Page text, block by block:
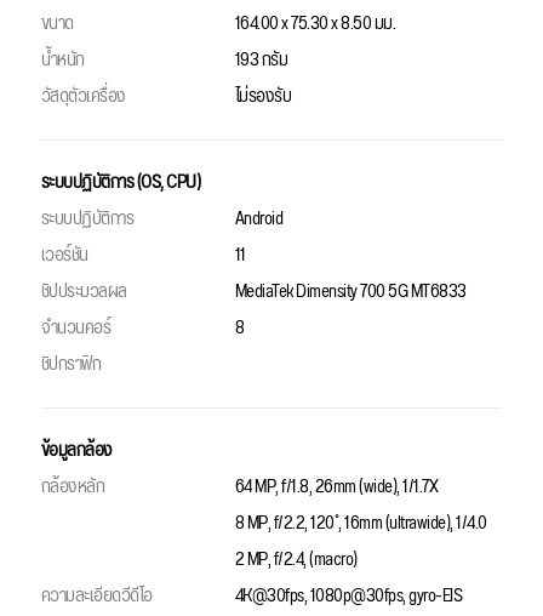
ขนาด
164.00 x 75.30 x 8.50 มม.
น้ำหนัก
193 กรัม
วัสดุตัวเครื่อง
ไม่รองรับ
ระบบปฏิบัติการ (OS, CPU)
ระบบปฏิบัติการ
Android
เวอร์ชัน
11
ชิปประมวลผล
MediaTek Dimensity 700 5G MT6833
จำนวนคอร์
8
ชิปกราฟิก
ข้อมูลกล้อง
กล้องหลัก
64 MP, f/1.8, 26mm (wide), 1/1.7X
8 MP, f/2.2, 120˚, 16mm (ultrawide), 1/4.0
2 MP, f/2.4, (macro)
ความละเอียดวีดีโอ
4K@30fps, 1080p@30fps, gyro-EIS